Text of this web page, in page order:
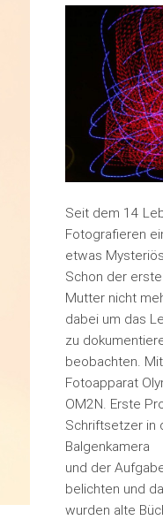
Seit dem 14
Fotografieren
etwas
Schon der
Mutter nicht
dabei um das
zu
beobachten.
Fotoapparat
OM2N. Erste
Schriftsetzer in
Balgenkamera
und der
belichten und
wurden alte